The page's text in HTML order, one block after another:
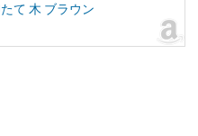
て 木 ブラウン